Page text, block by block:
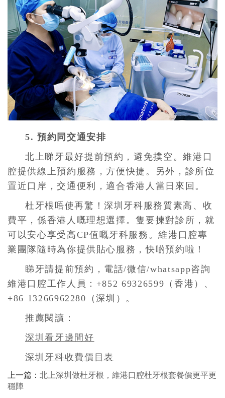
5. 預約同交通安排
北上睇牙最好提前預約，避免撲空。維港口
腔提供線上預約服務，方便快捷。另外，診所位
置近口岸，交通便利，適合香港人當日來回。
杜牙根唔使再驚！深圳牙科服務質素高、收
費平，係香港人嘅理想選擇。隻要揀對診所，就
可以安心享受高CP值嘅牙科服務。維港口腔專
業團隊隨時為你提供貼心服務，快啲預約啦！
睇牙請提前預約，電話/微信/whatsapp咨詢
維港口腔工作人員：+852 69326599（香港）、
+86 13266962280（深圳）。
推薦閱讀：
深圳看牙邊間好
深圳牙科收費價目表
上一篇： 北上深圳做杜牙根，維港口腔杜牙根套餐價更平更
穩陣